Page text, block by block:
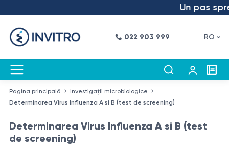
Un pas
022 903 999 RO
Pagina principală
Investigații microbiologice
Determinarea Virus Influenza A si B (test de screening)
Determinarea Virus Influenza A si B (test
de screening)